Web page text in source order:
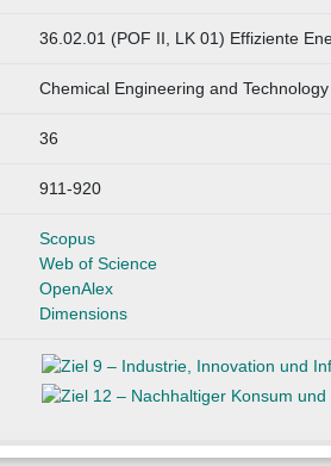
36.02.01 (POF II, LK 01) Effiziente
Chemical Engineering and Technology
36
911-920
Scopus
Web of Science
OpenAlex
Dimensions